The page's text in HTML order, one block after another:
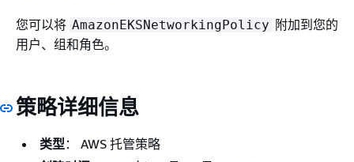
您可以将 AmazonEKSNetworkingPolicy 附加到您的
用户、组和角色。
策略详细信息
类型： AWS 托管策略